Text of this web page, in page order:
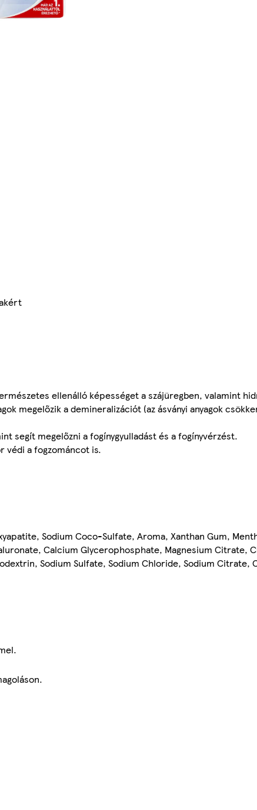
ellenálló képességet a szájüregben, valamint
megelőzik a demineralizációt (az ásványi anyagok
segít megelőzni a fogínygyulladást és a fogínyvérzést.
védi a fogzománcot is.
Sodium Coco-Sulfate, Aroma, Xanthan Gum,
Calcium Glycerophosphate, Magnesium Citrate,
Sodium Sulfate, Sodium Chloride, Sodium Citrate,